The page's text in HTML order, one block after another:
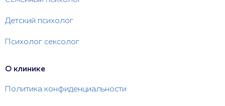
Детский психолог
Психолог сексолог
О клинике
Политика конфиденциальности